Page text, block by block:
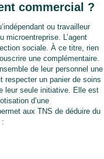
commercial ?
ou travailleur
L’agent
sociale. À ce titre, rien
une complémentaire.
de leur personnel une
respecter un panier de soins
leur seule initiative. Elle est
d’une
aux TNS de déduire du
: